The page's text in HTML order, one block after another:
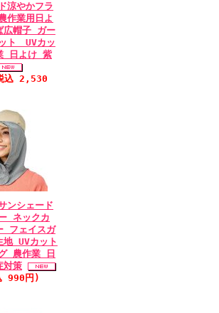
涼やかフラ
作業用日よ
広帽子 ガー
ト UVカッ
日よけ 紫
込 2,530
ンシェード
ネックカ
フェイスガ
UVカット
農作業 日
対策
990円)